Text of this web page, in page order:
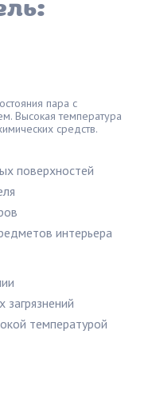
пара с
Высокая температура
средств.
поверхностей
интерьера
температурой